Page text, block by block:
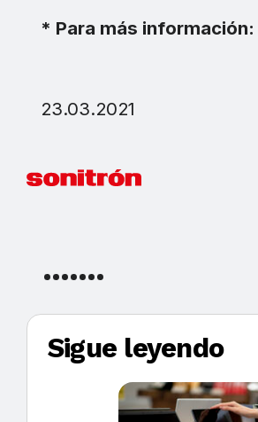
* Para más información:
23.03.2021
Sigue leyendo